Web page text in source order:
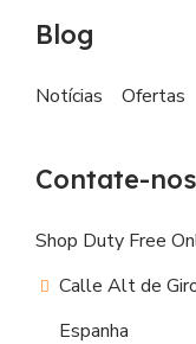
Blog
Notícias Ofertas
Contate-nos
Shop Duty Free
Calle Alt de
Espanha